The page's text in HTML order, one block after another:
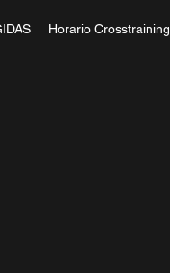
Horario Crosstraining